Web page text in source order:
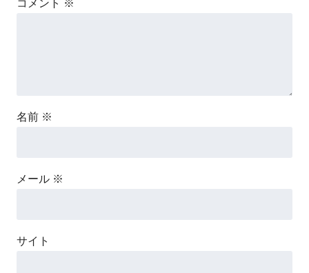
コメント ※
名前 ※
メール ※
サイト